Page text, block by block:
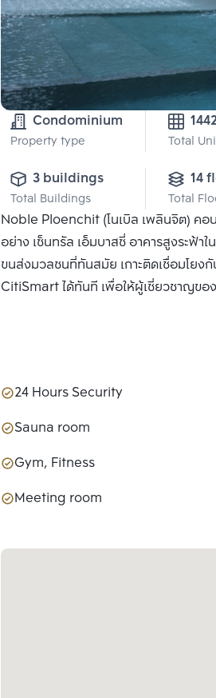
Condominium
Property type Total
3 buildings
Total Buildings
14
Total
Noble Ploenchit (โนเบิล เพลินจิต) คอ
อย่าง เซ็นทรัล เอ็มบาสซี่ อาคารสูงระฟ้า
ขนส่งมวลชนที่ทันสมัย เกาะติดเชื่อมโยง
CitiSmart ได้ทันที เพื่อให้ผู้เชี่ยวชาญของ
24 Hours Security
Sauna room
Gym, Fitness
Meeting room